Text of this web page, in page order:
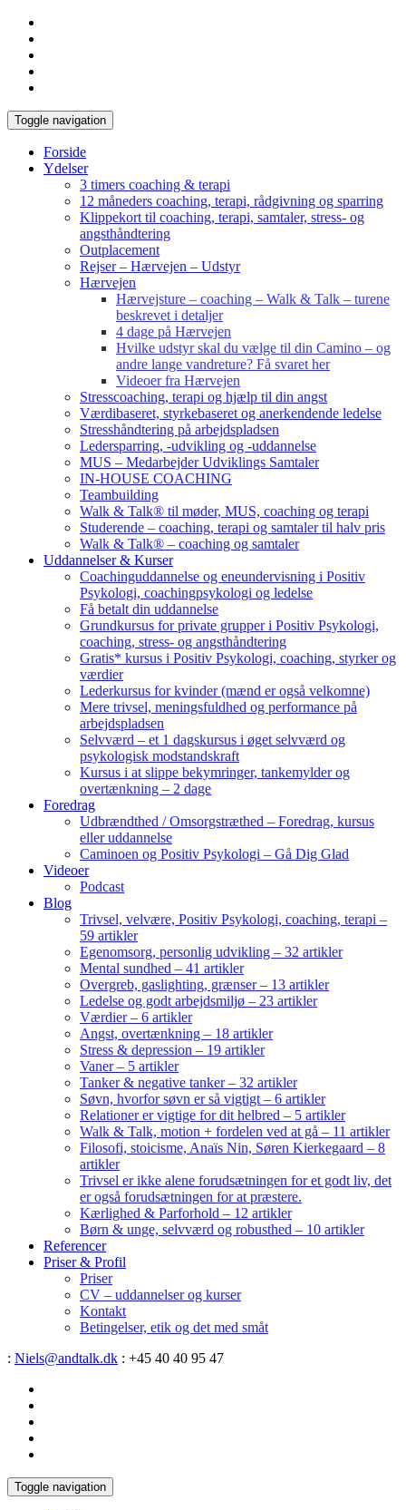
Toggle navigation
Forside
Ydelser
3 timers coaching & terapi
12 måneders coaching, terapi, rådgivning og sparring
Klippekort til coaching, terapi, samtaler, stress- og
angsthåndtering
Outplacement
Rejser – Hærvejen – Udstyr
Hærvejen
Hærvejsture – coaching – Walk & Talk – turene
beskrevet i detaljer
4 dage på Hærvejen
Hvilke udstyr skal du vælge til din Camino – og
andre lange vandreture? Få svaret her
Videoer fra Hærvejen
Stresscoaching, terapi og hjælp til din angst
Værdibaseret, styrkebaseret og anerkendende ledelse
Stresshåndtering på arbejdspladsen
Ledersparring, -udvikling og -uddannelse
MUS – Medarbejder Udviklings Samtaler
IN-HOUSE COACHING
Teambuilding
Walk & Talk® til møder, MUS, coaching og terapi
Studerende – coaching, terapi og samtaler til halv pris
Walk & Talk® – coaching og samtaler
Uddannelser & Kurser
Coachinguddannelse og eneundervisning i Positiv
Psykologi, coachingpsykologi og ledelse
Få betalt din uddannelse
Grundkursus for private grupper i Positiv Psykologi,
coaching, stress- og angsthåndtering
Gratis* kursus i Positiv Psykologi, coaching, styrker og
værdier
Lederkursus for kvinder (mænd er også velkomne)
Mere trivsel, meningsfuldhed og performance på
arbejdspladsen
Selvværd – et 1 dagskursus i øget selvværd og
psykologisk modstandskraft
Kursus i at slippe bekymringer, tankemylder og
overtænkning – 2 dage
Foredrag
Udbrændthed / Omsorgstræthed – Foredrag, kursus
eller uddannelse
Caminoen og Positiv Psykologi – Gå Dig Glad
Videoer
Podcast
Blog
Trivsel, velvære, Positiv Psykologi, coaching, terapi –
59 artikler
Egenomsorg, personlig udvikling – 32 artikler
Mental sundhed – 41 artikler
Overgreb, gaslighting, grænser – 13 artikler
Ledelse og godt arbejdsmiljø – 23 artikler
Værdier – 6 artikler
Angst, overtænkning – 18 artikler
Stress & depression – 19 artikler
Vaner – 5 artikler
Tanker & negative tanker – 32 artikler
Søvn, hvorfor søvn er så vigtigt – 6 artikler
Relationer er vigtige for dit helbred – 5 artikler
Walk & Talk, motion + fordelen ved at gå – 11 artikler
Filosofi, stoicisme, Anaïs Nin, Søren Kierkegaard – 8
artikler
Trivsel er ikke alene forudsætningen for et godt liv, det
er også forudsætningen for at præstere.
Kærlighed & Parforhold – 12 artikler
Børn & unge, selvværd og robusthed – 10 artikler
Referencer
Priser & Profil
Priser
CV – uddannelser og kurser
Kontakt
Betingelser, etik og det med småt
: Niels@andtalk.dk : +45 40 40 95 47
Toggle navigation